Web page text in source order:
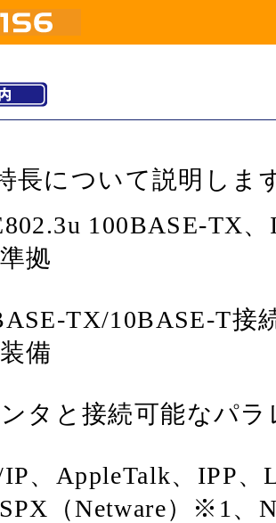
長について説明しま
100BASE-TX
拠
TX/10BASE-T接
備
タと接続可能なパ
IP、AppleTalk、IPP
（Netware）※1